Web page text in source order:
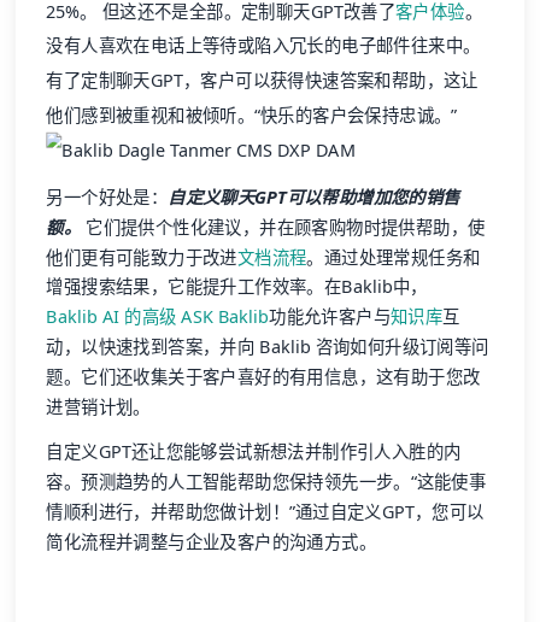
25%。 但这还不是全部。定制聊天GPT改善了客户体验。
没有人喜欢在电话上等待或陷入冗长的电子邮件往来中。
有了定制聊天GPT，客户可以获得快速答案和帮助，这让
他们感到被重视和被倾听。“快乐的客户会保持忠诚。”
另一个好处是： 自定义聊天GPT可以帮助增加您的销售
额。 它们提供个性化建议，并在顾客购物时提供帮助，使
他们更有可能致力于改进文档流程。通过处理常规任务和
增强搜索结果，它能提升工作效率。在Baklib中，
Baklib AI 的高级 ASK Baklib功能允许客户与知识库互
动，以快速找到答案，并向 Baklib 咨询如何升级订阅等问
题。它们还收集关于客户喜好的有用信息，这有助于您改
进营销计划。
自定义GPT还让您能够尝试新想法并制作引人入胜的内
容。预测趋势的人工智能帮助您保持领先一步。“这能使事
情顺利进行，并帮助您做计划！”通过自定义GPT，您可以
简化流程并调整与企业及客户的沟通方式。